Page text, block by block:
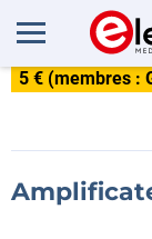
5 € (membres :